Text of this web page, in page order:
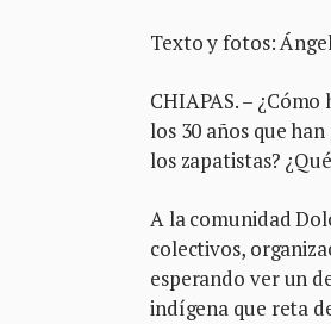
Texto y fotos:
CHIAPAS. –
los 30 años que
los zapatistas?
A la comunidad
colectivos,
esperando ver un
indígena que reta